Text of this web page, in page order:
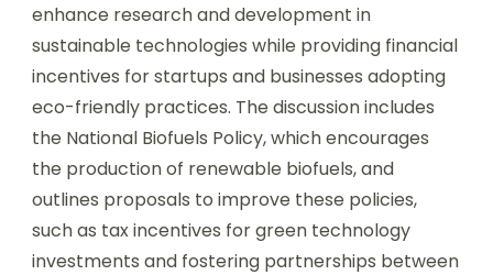
enhance research and development in
sustainable technologies while providing financial
incentives for startups and businesses adopting
eco-friendly practices. The discussion includes
the National Biofuels Policy, which encourages
the production of renewable biofuels, and
outlines proposals to improve these policies,
such as tax incentives for green technology
investments and fostering partnerships between